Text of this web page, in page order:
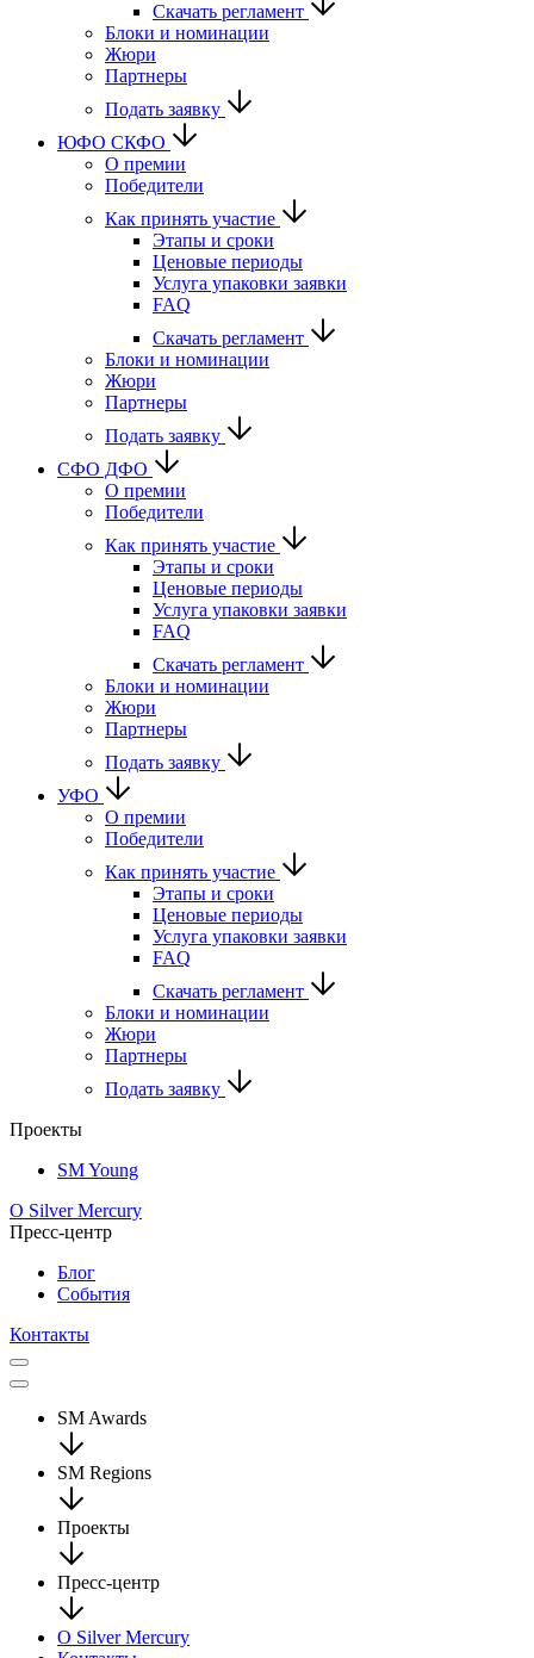
Скачать регламент
Блоки и номинации
Жюри
Партнеры
Подать заявку
ЮФО СКФО
О премии
Победители
Как принять участие
Этапы и сроки
Ценовые периоды
Услуга упаковки заявки
FAQ
Скачать регламент
Блоки и номинации
Жюри
Партнеры
Подать заявку
CФО ДФО
О премии
Победители
Как принять участие
Этапы и сроки
Ценовые периоды
Услуга упаковки заявки
FAQ
Скачать регламент
Блоки и номинации
Жюри
Партнеры
Подать заявку
УФО
О премии
Победители
Как принять участие
Этапы и сроки
Ценовые периоды
Услуга упаковки заявки
FAQ
Скачать регламент
Блоки и номинации
Жюри
Партнеры
Подать заявку
Проекты
SM Young
О Silver Mercury
Пресс-центр
Блог
События
Контакты
SM Awards
SM Regions
Проекты
Пресс-центр
О Silver Mercury